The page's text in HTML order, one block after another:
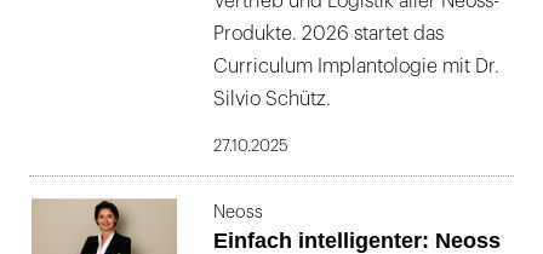
Produkte. 2026 startet das
Curriculum Implantologie mit Dr.
Silvio Schütz.
27.10.2025
Neoss
Einfach intelligenter: Neoss